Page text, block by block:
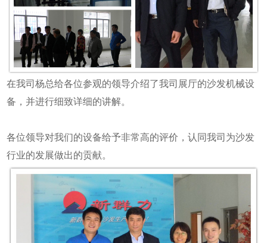
在我司杨总给各位参观的领导介绍了我司展厅的沙发机械设
备，并进行细致详细的讲解。
各位领导对我们的设备给予非常高的评价，认同我司为沙发
行业的发展做出的贡献。